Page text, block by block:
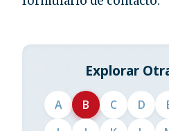
Explorar
A B C D